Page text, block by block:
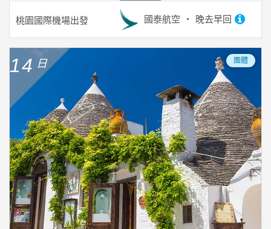
桃園國際機場出發 國泰航空 晚去早回
14 團體